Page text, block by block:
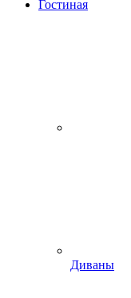
Гостиная
Диваны